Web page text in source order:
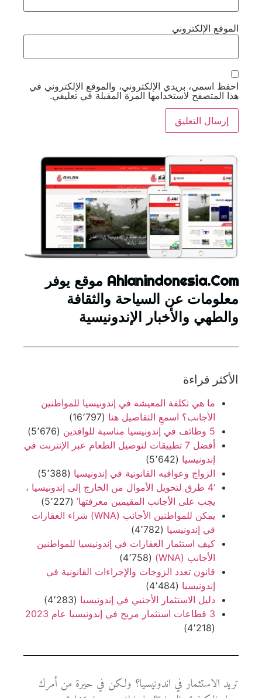
الموقع الإلكتروني
احفظ اسمي، بريدي الإلكتروني، والموقع الإلكتروني في
هذا المتصفح لاستخدامها المرة المقبلة في تعليقي.
Ahlanindonesia.Com موقع يوفر
معلومات عن السياحة والثقافة
والطهي والأخبار الإندونيسية
الأكثر قراءة
ما هي تكلفة المعيشة في إندونيسيا للمواطنين
الأجانب؟ اسمعِ التفاصيل هنا (16٬797)
5 وظائف في إندونيسيا مناسبة للوافدين
(5٬676)
أفضل 7 تطبيقات لتوصيل الطعام عبر الإنترنت في
إندونيسيا (5٬642)
الزواج وعواقبه القانونية في إندونيسيا (5٬388)
‘4 طرق لتحويل الأموال من الخارج إلى إندونيسيا ،
يجب على الأجانب المقيمين معرفتها’ (5٬227)
يمكن للمواطنين الأجانب (WNA) شراء العقارات
في إندونيسيا (4٬782)
كيف استثمار العقارات في إندونيسيا للمواطنين
الأجانب (WNA)
(4٬758)
قانون تعدد الزوجات والإجراءات القانونية في
إندونيسيا (4٬484)
دليل الاستثمار الأجنبي في إندونيسيا (4٬283)
3 قطاعات استثمار مربح في إندونيسيا عام 2023
(4٬218)
تريد الاستثمار في اندونيسيا؟ ولكن في حيرة من أمرك